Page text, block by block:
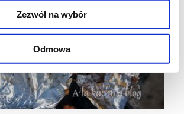
Zezwól na wybór
Odmowa